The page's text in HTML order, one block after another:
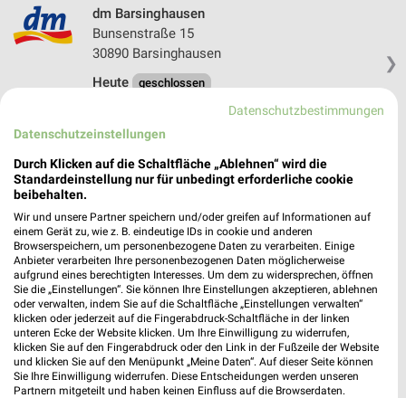
❯
dm Barsinghausen
Bunsenstraße 15
30890 Barsinghausen
Heute
geschlossen
Rossmann Barsinghausen
Marktstr. 16a
Heute
geschlossen
268,47 km • Angebote: 3 Prospekte
Rossmann Hessisch Oldendorf
Welseder Str. 13
31840 Hessisch Oldendorf
Heute geschlossen
Datenschutzbestimmungen
Datenschutzeinstellungen
Durch Klicken auf die Schaltfläche „Ablehnen“ wird die
Standardeinstellung nur für unbedingt erforderliche cookie
beibehalten.
Wir und unsere Partner speichern und/oder greifen auf Informationen auf
einem Gerät zu, wie z. B. eindeutige IDs in cookie und anderen
Browserspeichern, um personenbezogene Daten zu verarbeiten. Einige
Anbieter verarbeiten Ihre personenbezogenen Daten möglicherweise
aufgrund eines berechtigten Interesses. Um dem zu widersprechen, öffnen
Sie die „Einstellungen“. Sie können Ihre Einstellungen akzeptieren, ablehnen
oder verwalten, indem Sie auf die Schaltfläche „Einstellungen verwalten“
klicken oder jederzeit auf die Fingerabdruck-Schaltfläche in der linken
unteren Ecke der Website klicken. Um Ihre Einwilligung zu widerrufen,
klicken Sie auf den Fingerabdruck oder den Link in der Fußzeile der Website
und klicken Sie auf den Menüpunkt „Meine Daten“. Auf dieser Seite können
Sie Ihre Einwilligung widerrufen. Diese Entscheidungen werden unseren
Partnern mitgeteilt und haben keinen Einfluss auf die Browserdaten.